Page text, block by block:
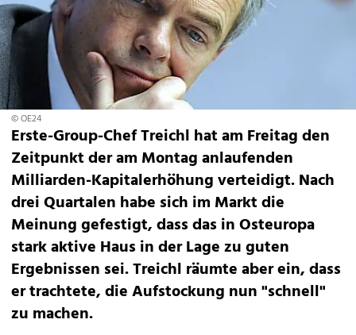
© OE24
Erste-Group-Chef Treichl hat am Freitag den
Zeitpunkt der am Montag anlaufenden
Milliarden-Kapitalerhöhung verteidigt. Nach
drei Quartalen habe sich im Markt die
Meinung gefestigt, dass das in Osteuropa
stark aktive Haus in der Lage zu guten
Ergebnissen sei. Treichl räumte aber ein, dass
er trachtete, die Aufstockung nun "schnell"
zu machen.